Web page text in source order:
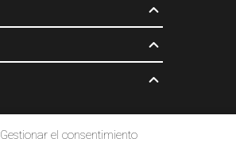
Gestionar el consentimiento